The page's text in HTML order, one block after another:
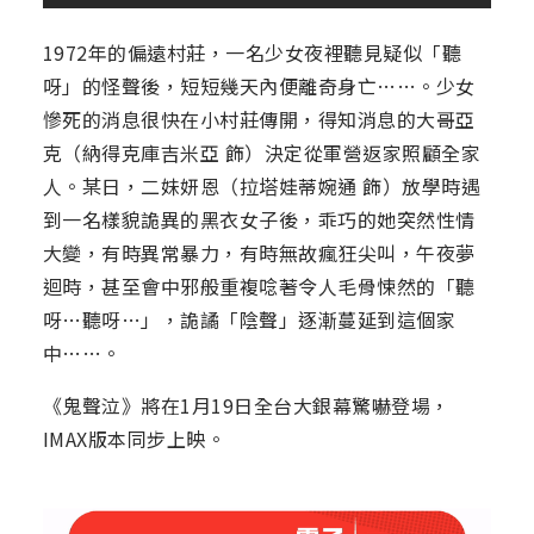
1972年的偏遠村莊，一名少女夜裡聽見疑似「聽
呀」的怪聲後，短短幾天內便離奇身亡……。少女
慘死的消息很快在小村莊傳開，得知消息的大哥亞
克（納得克庫吉米亞 飾）決定從軍營返家照顧全家
人。某日，二妹妍恩（拉塔娃蒂婉通 飾）放學時遇
到一名樣貌詭異的黑衣女子後，乖巧的她突然性情
大變，有時異常暴力，有時無故瘋狂尖叫，午夜夢
迴時，甚至會中邪般重複唸著令人毛骨悚然的「聽
呀…聽呀…」，詭譎「陰聲」逐漸蔓延到這個家
中……。
《鬼聲泣》將在1月19日全台大銀幕驚嚇登場，
IMAX版本同步上映。